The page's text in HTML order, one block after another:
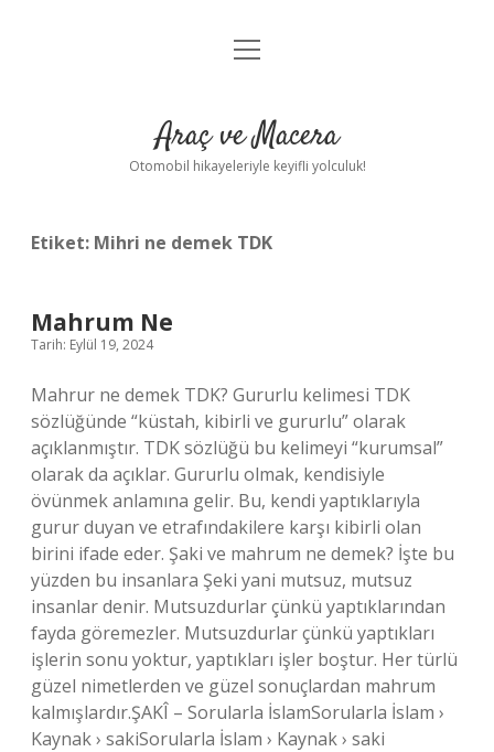
Anasayfa
Yasal Uyarı
menüyü
Araç ve Macera
Otomobil hikayeleriyle keyifli yolculuk!
Etiket: Mihri ne demek TDK
Mahrum Ne
Tarih: Eylül 19, 2024
Mahrur ne demek TDK? Gururlu kelimesi TDK
sözlüğünde “küstah, kibirli ve gururlu” olarak
açıklanmıştır. TDK sözlüğü bu kelimeyi “kurumsal”
olarak da açıklar. Gururlu olmak, kendisiyle
övünmek anlamına gelir. Bu, kendi yaptıklarıyla
gurur duyan ve etrafındakilere karşı kibirli olan
birini ifade eder. Şaki ve mahrum ne demek? İşte bu
yüzden bu insanlara Şeki yani mutsuz, mutsuz
insanlar denir. Mutsuzdurlar çünkü yaptıklarından
fayda göremezler. Mutsuzdurlar çünkü yaptıkları
işlerin sonu yoktur, yaptıkları işler boştur. Her türlü
güzel nimetlerden ve güzel sonuçlardan mahrum
kalmışlardır.ŞAKÎ – Sorularla İslamSorularla İslam ›
Kaynak › sakiSorularla İslam › Kaynak › saki